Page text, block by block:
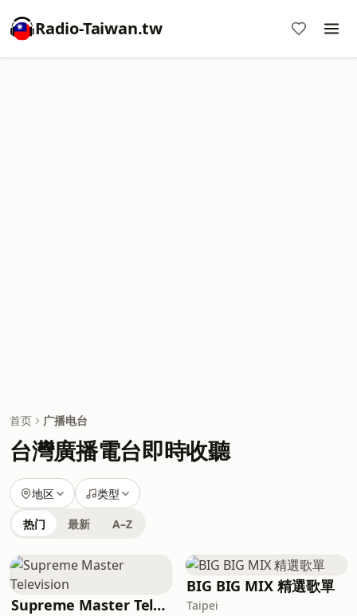
Radio-Taiwan.tw
首页 广播电台
台灣廣播電台即時收聽
地区 类型
热门 最新 A–Z
Supreme Master Television
BIG BIG MIX 精選歌單
Taipei